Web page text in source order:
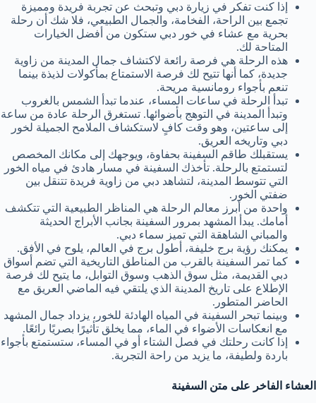
إذا كنت تفكر في زيارة دبي وتبحث عن تجربة فريدة ومميزة
تجمع بين الراحة، الفخامة، والجمال الطبيعي، فلا شك أن رحلة
بحرية مع عشاء في خور دبي ستكون من أفضل الخيارات
المتاحة لك.
هذه الرحلة هي فرصة رائعة لاكتشاف جمال المدينة من زاوية
جديدة، كما أنها تتيح لك فرصة الاستمتاع بمأكولات لذيذة بينما
تنعم بأجواء رومانسية مريحة.
تبدأ الرحلة في ساعات المساء، عندما تبدأ الشمس بالغروب
وتبدأ المدينة في التوهج بأضوائها. تستغرق الرحلة عادة من ساعة
إلى ساعتين، وهو وقت كافٍ لاستكشاف الملامح الجميلة لخور
دبي وتاريخه العريق.
يستقبلك طاقم السفينة بحفاوة، ويوجهك إلى مكانك المخصص
لتستمتع بالرحلة. تأخذك السفينة في مسار هادئ في مياه الخور
التي تتوسط المدينة، لتشاهد دبي من زاوية فريدة تتنقل بين
ضفتي الخور.
واحدة من أبرز معالم الرحلة هي المناظر الطبيعية التي تتكشف
أمامك. يبدأ المشهد بمرور السفينة بجانب الأبراج الحديثة
والمباني الشاهقة التي تميز سماء دبي.
يمكنك رؤية برج خليفة، أطول برج في العالم، يلوح في الأفق.
كما تمر السفينة بالقرب من المناطق التاريخية التي تضم أسواق
دبي القديمة، مثل سوق الذهب وسوق التوابل، ما يتيح لك فرصة
الإطلاع على تاريخ المدينة الذي يلتقي فيه الماضي العريق مع
الحاضر المتطور.
وبينما تبحر السفينة في المياه الهادئة للخور، يزداد جمال المشهد
مع انعكاسات الأضواء في الماء، مما يخلق تأثيرًا بصريًا رائعًا.
إذا كانت رحلتك في فصل الشتاء أو في المساء، ستستمتع بأجواء
باردة ولطيفة، ما يزيد من راحة التجربة.
العشاء الفاخر على متن السفينة